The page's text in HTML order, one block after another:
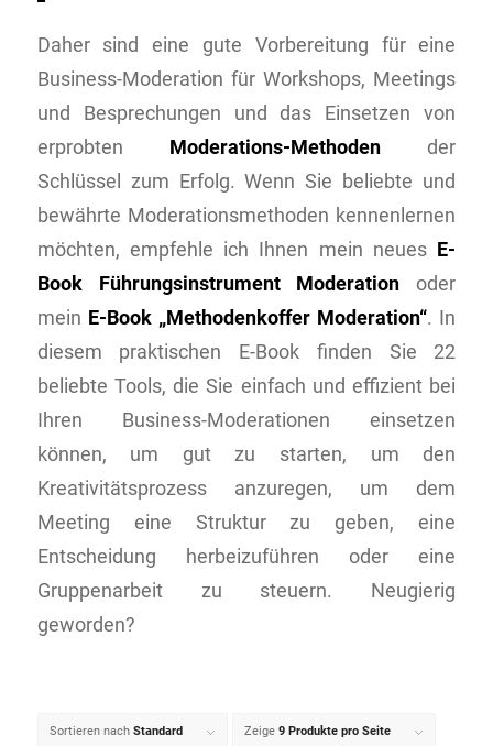
Daher sind eine gute Vorbereitung für eine
Business-Moderation für Workshops, Meetings
und Besprechungen und das Einsetzen von
erprobten Moderations-Methoden der
Schlüssel zum Erfolg. Wenn Sie beliebte und
bewährte Moderationsmethoden kennenlernen
möchten, empfehle ich Ihnen mein neues E-
Book Führungsinstrument Moderation oder
mein E-Book „Methodenkoffer Moderation“. In
diesem praktischen E-Book finden Sie 22
beliebte Tools, die Sie einfach und effizient bei
Ihren Business-Moderationen einsetzen
können, um gut zu starten, um den
Kreativitätsprozess anzuregen, um dem
Meeting eine Struktur zu geben, eine
Entscheidung herbeizuführen oder eine
Gruppenarbeit zu steuern. Neugierig
geworden?
Sortieren nach Standard Zeige 9 Produkte pro Seite